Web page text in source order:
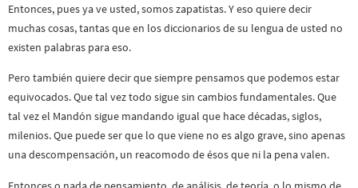
Entonces, pues ya ve usted, somos zapatistas. Y eso quiere decir
muchas cosas, tantas que en los diccionarios de su lengua de usted no
existen palabras para eso.
Pero también quiere decir que siempre pensamos que podemos estar
equivocados. Que tal vez todo sigue sin cambios fundamentales. Que
tal vez el Mandón sigue mandando igual que hace décadas, siglos,
milenios. Que puede ser que lo que viene no es algo grave, sino apenas
una descompensación, un reacomodo de ésos que ni la pena valen.